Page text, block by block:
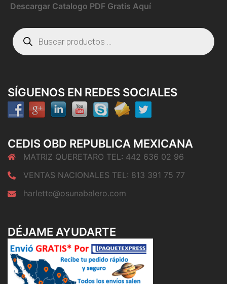
Descargar Catalogo PDF Gratis Aquí
Búsqueda
de
productos
SÍGUENOS EN REDES SOCIALES
CEDIS OBD REPUBLICA MEXICANA
MATRIZ QUERETARO TEL: 442 636 02 96
VENTAS NACIONALES TEL: 813 391 75 77
harlette@osunabalero.com
DÉJAME AYUDARTE